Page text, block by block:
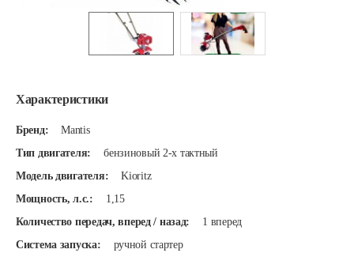
Характеристики
Бренд:
Mantis
Тип двигателя:
бензиновый 2-х тактный
Модель двигателя:
Kioritz
Мощность, л.с.:
1,15
Количество передач, вперед / назад:
1 вперед
Система запуска:
ручной стартер